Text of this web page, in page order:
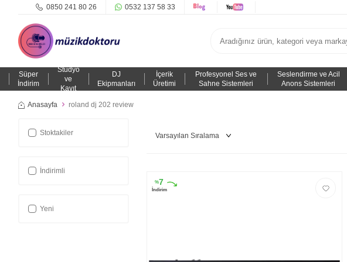
0850 241 80 26 0532 137 58 33
Süper
İndirim
Stüdyo
ve
Kayıt
DJ
Ekipmanları
İçerik
Üretimi
Profesyonel Ses ve
Sahne Sistemleri
Seslendirme ve Acil
Anons Sistemleri
Anasayfa
roland dj 202 review
Stoktakiler
İndirimli
Yeni
%7
İndirim